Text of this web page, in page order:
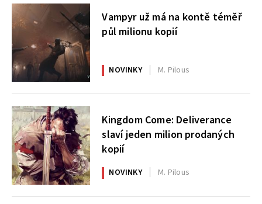
Vampyr už má na kontě téměř
půl milionu kopií
NOVINKY M. Pilous
Kingdom Come: Deliverance
slaví jeden milion prodaných
kopií
NOVINKY M. Pilous